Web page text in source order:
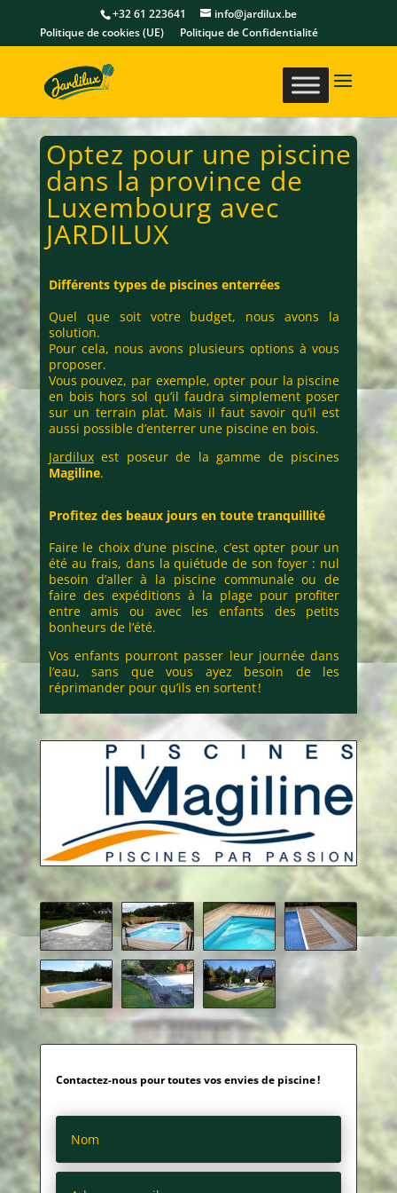
+32 61 223641
info@jardilux.be
Politique de cookies (UE)
Politique de Confidentialité
Optez pour une piscine
dans la province de
Luxembourg avec
JARDILUX
Différents types de piscines enterrées
Quel que soit votre budget, nous avons la
solution.
Pour cela, nous avons plusieurs options à vous
proposer.
Vous pouvez, par exemple, opter pour la piscine
en bois hors sol qu’il faudra simplement poser
sur un terrain plat. Mais il faut savoir qu’il est
aussi possible d’enterrer une piscine en bois.
Jardiluxest poseur de la gamme de piscines
Magiline.
Profitez des beaux jours en toute tranquillité
Faire le choix d’une piscine, c’est opter pour un
été au frais, dans la quiétude de son foyer : nul
besoin d’aller à la piscine communale ou de
faire des expéditions à la plage pour profiter
entre amis ou avec les enfants des petits
bonheurs de l’été.
Vos enfants pourront passer leur journée dans
l’eau, sans que vous ayez besoin de les
réprimander pour qu’ils en sortent !
Contactez-nous pour toutes vos envies de piscine !